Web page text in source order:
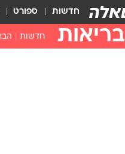
חדשות ספורט
בריאות חדשות